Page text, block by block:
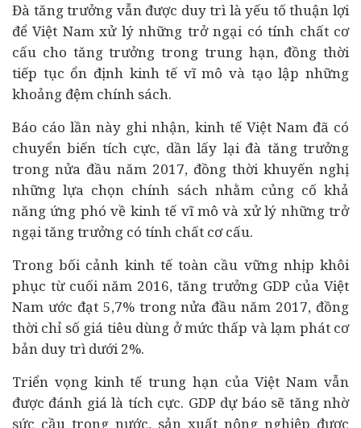
Đà tăng trưởng vẫn được duy trì là yếu tố thuận lợi
để Việt Nam xử lý những trở ngại có tính chất cơ
cấu cho tăng trưởng trong trung hạn, đồng thời
tiếp tục ổn định kinh tế vĩ mô và tạo lập những
khoảng đệm chính sách.
Báo cáo lần này ghi nhận, kinh tế Việt Nam đã có
chuyển biến tích cực, dần lấy lại đà tăng trưởng
trong nửa đầu năm 2017, đồng thời khuyến nghị
những lựa chọn chính sách nhằm củng cố khả
năng ứng phó về kinh tế vĩ mô và xử lý những trở
ngại tăng trưởng có tính chất cơ cấu.
Trong bối cảnh kinh tế toàn cầu vững nhịp khôi
phục từ cuối năm 2016, tăng trưởng GDP của Việt
Nam ước đạt 5,7% trong nửa đầu năm 2017, đồng
thời chỉ số giá tiêu dùng ở mức thấp và lạm phát cơ
bản duy trì dưới 2%.
Triển vọng kinh tế trung hạn của Việt Nam vẫn
được đánh giá là tích cực. GDP dự báo sẽ tăng nhờ
sức cầu trong nước, sản xuất nông nghiệp được